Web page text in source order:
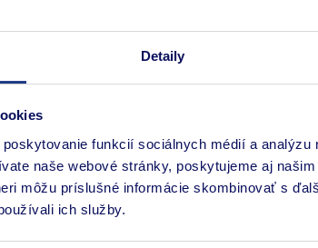
Detaily
funkcií sociálnych médií a
naše webové stránky, poskytujeme aj
môžu príslušné informácie skombinovať s
ich služby.